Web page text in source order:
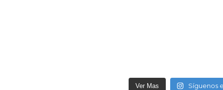
Ver Mas Síguenos